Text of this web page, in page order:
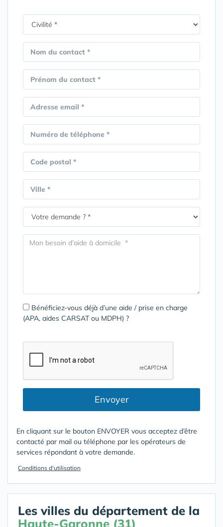
Nom du contact *
Prénom du contact *
Adresse email *
Numéro de téléphone *
Code postal *
Ville *
Bénéficiez-vous déjà d’une aide / prise en charge
(APA, aides CARSAT ou MDPH) ?
Envoyer
En cliquant sur le bouton ENVOYER vous acceptez d’être
contacté par mail ou téléphone par les opérateurs de
services répondant à votre demande.
Conditions d'utilisation
Les villes du département de la
Haute-Garonne (31)